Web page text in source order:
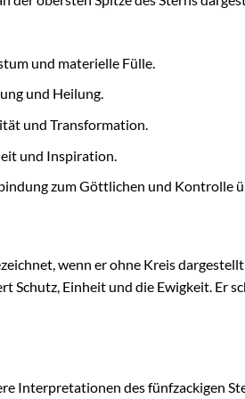
und materielle Fülle.
und Heilung.
und Transformation.
und Inspiration.
zum Göttlichen und Kontrolle
wenn er ohne Kreis
Schutz, Einheit und die Ewigkeit. Er
Interpretationen des fünfzackigen